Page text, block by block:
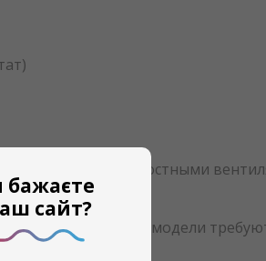
и трехскоростными
R410a). Все модели
сайт?